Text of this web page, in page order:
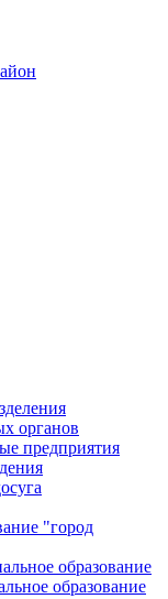
органов
предприятия
"город
образование
образование